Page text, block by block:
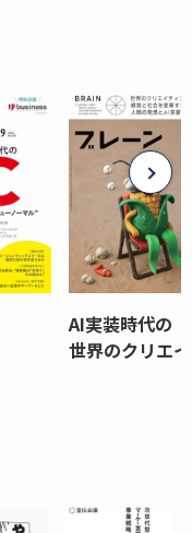
AI実装時代の
世界のクリエ